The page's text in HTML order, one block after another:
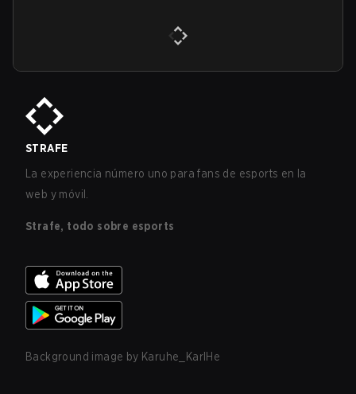
STRAFE
La experiencia número uno para fans de esports en la
web y móvil.
Strafe, todo sobre esports
Background image by Karuhe_KarlHe